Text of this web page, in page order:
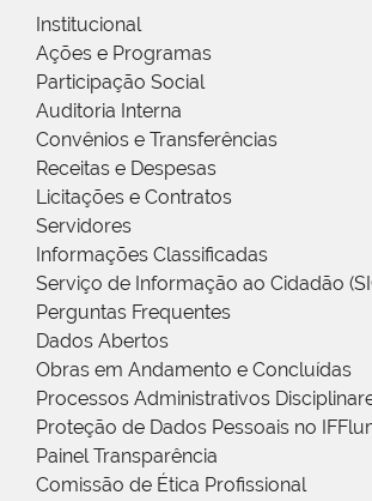
Institucional
Ações e Programas
Participação Social
Auditoria Interna
Convênios e Transferências
Receitas e Despesas
Licitações e Contratos
Servidores
Informações Classificadas
Serviço de Informação ao Cidadão
Perguntas Frequentes
Dados Abertos
Obras em Andamento e Concluídas
Processos Administrativos
Proteção de Dados Pessoais no
Painel Transparência
Comissão de Ética Profissional